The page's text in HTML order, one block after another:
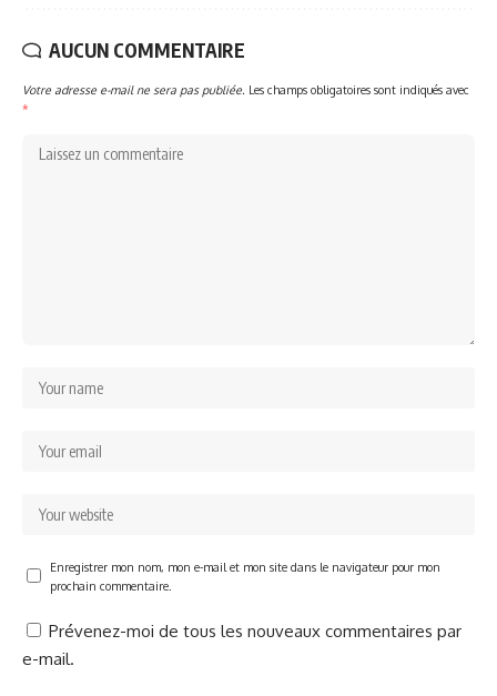
AUCUN COMMENTAIRE
Votre adresse e-mail ne sera pas publiée. Les champs obligatoires sont indiqués avec
*
Enregistrer mon nom, mon e-mail et mon site dans le navigateur pour mon
prochain commentaire.
Prévenez-moi de tous les nouveaux commentaires par
e-mail.